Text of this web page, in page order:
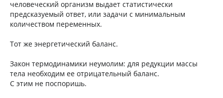
человеческий организм выдает статистически
предсказуемый ответ, или задачи с минимальным
количеством переменных.
Тот же энергетический баланс.
Закон термодинамики неумолим: для редукции массы
тела необходим ее отрицательный баланс.
С этим не поспоришь.